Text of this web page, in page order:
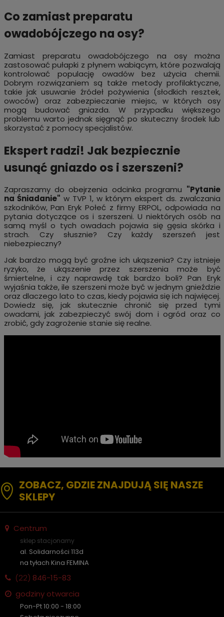
Co zamiast preparatu
owadobójczego na osy?
Zamiast preparatu owadobójczego na osy można
zastosować pułapki z płynem wabiącym, które pozwalają
kontrolować populację owadów bez użycia chemii.
Dobrym rozwiązaniem są także metody profilaktyczne,
takie jak usuwanie źródeł pożywienia (słodkich resztek,
owoców) oraz zabezpieczanie miejsc, w których osy
mogą budować gniazda. W przypadku większego
problemu warto jednak sięgnąć po skuteczny środek lub
skorzystać z pomocy specjalistów.
Ekspert radzi! Jak bezpiecznie
usunąć gniazdo os i szerszeni?
Zapraszamy do obejrzenia odcinka programu "Pytanie
na Śniadanie" w TVP 1, w którym ekspert ds. zwalczania
szkodników, Pan Eryk Połeć z firmy ERPOL, odpowiada na
pytania dotyczące os i szerszeni. U niektórych osób na
samą myśl o tych owadach pojawia się gęsia skórka i
strach. Czy słusznie? Czy każdy szerszeń jest
niebezpieczny?
Jak bardzo mogą być groźne ich ukąszenia? Czy istnieje
ryzyko, że ukąszenie przez szerszenia może być
śmiertelne, i czy naprawdę tak bardzo boli? Pan Eryk
wyjaśnia także, ile szerszeni może być w jednym gnieździe
oraz dlaczego lato to czas, kiedy pojawia się ich najwięcej.
Dowiedz się, jak skutecznie chronić się przed tymi
owadami, jak zabezpieczyć swój dom i ogród oraz co
zrobić, gdy zagrożenie stanie się realne.
ZOBACZ, GDZIE ZNAJDUJĄ SIĘ NASZE
SKLEPY
Centrum
sklep stacjonarny
al. Solidarności 113d
na tyłach Kina FEMINA
(22) 846-15-83
godziny otwarcia
Pon-Pt 10:00 - 18:00